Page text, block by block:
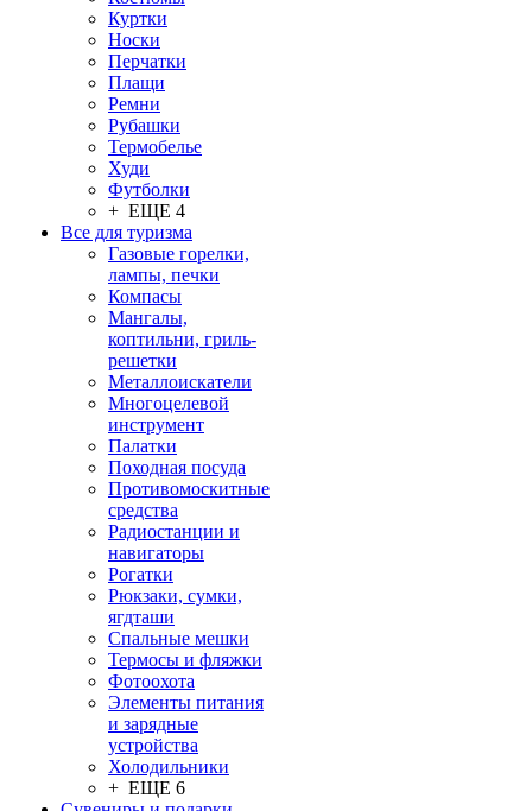
Куртки
Носки
Перчатки
Плащи
Ремни
Рубашки
Термобелье
Худи
Футболки
+ ЕЩЕ 4
Все для туризма
Газовые горелки,
лампы, печки
Компасы
Мангалы,
коптильни, гриль-
решетки
Металлоискатели
Многоцелевой
инструмент
Палатки
Походная посуда
Противомоскитные
средства
Радиостанции и
навигаторы
Рогатки
Рюкзаки, сумки,
ягдташи
Спальные мешки
Термосы и фляжки
Фотоохота
Элементы питания
и зарядные
устройства
Холодильники
+ ЕЩЕ 6